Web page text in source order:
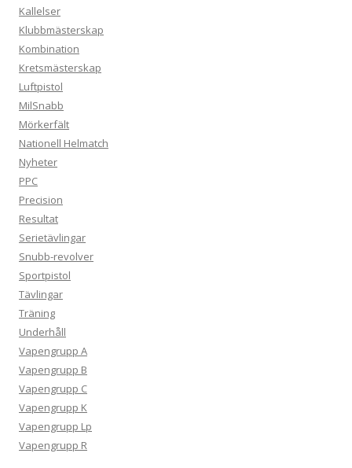
Kallelser
Klubbmästerskap
Kombination
Kretsmästerskap
Luftpistol
MilSnabb
Mörkerfält
Nationell Helmatch
Nyheter
PPC
Precision
Resultat
Serietävlingar
Snubb-revolver
Sportpistol
Tävlingar
Träning
Underhåll
Vapengrupp A
Vapengrupp B
Vapengrupp C
Vapengrupp K
Vapengrupp Lp
Vapengrupp R